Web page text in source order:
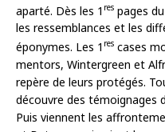
aparté. Dès les 1 res pages
les ressemblances et les
éponymes. Les 1 res cases
mentors, Wintergreen et
repère de leurs protégés.
découvre des témoignages
Puis viennent les